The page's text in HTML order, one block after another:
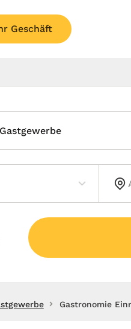
Geschäft
Gastronomie